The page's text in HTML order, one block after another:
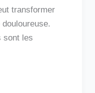
transformer
sont les